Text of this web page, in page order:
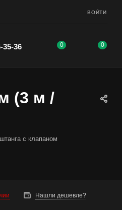
ВОЙТИ
35-36 0 0
(3 м /
с клапаном
Нашли дешевле?